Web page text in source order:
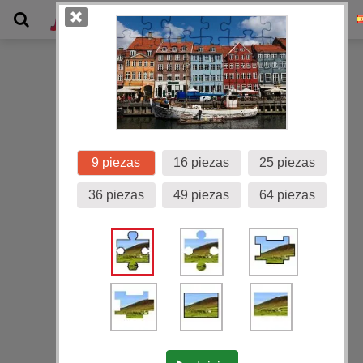
Galería
9 piezas 16 piezas 25 piezas
36 piezas 49 piezas 64 piezas